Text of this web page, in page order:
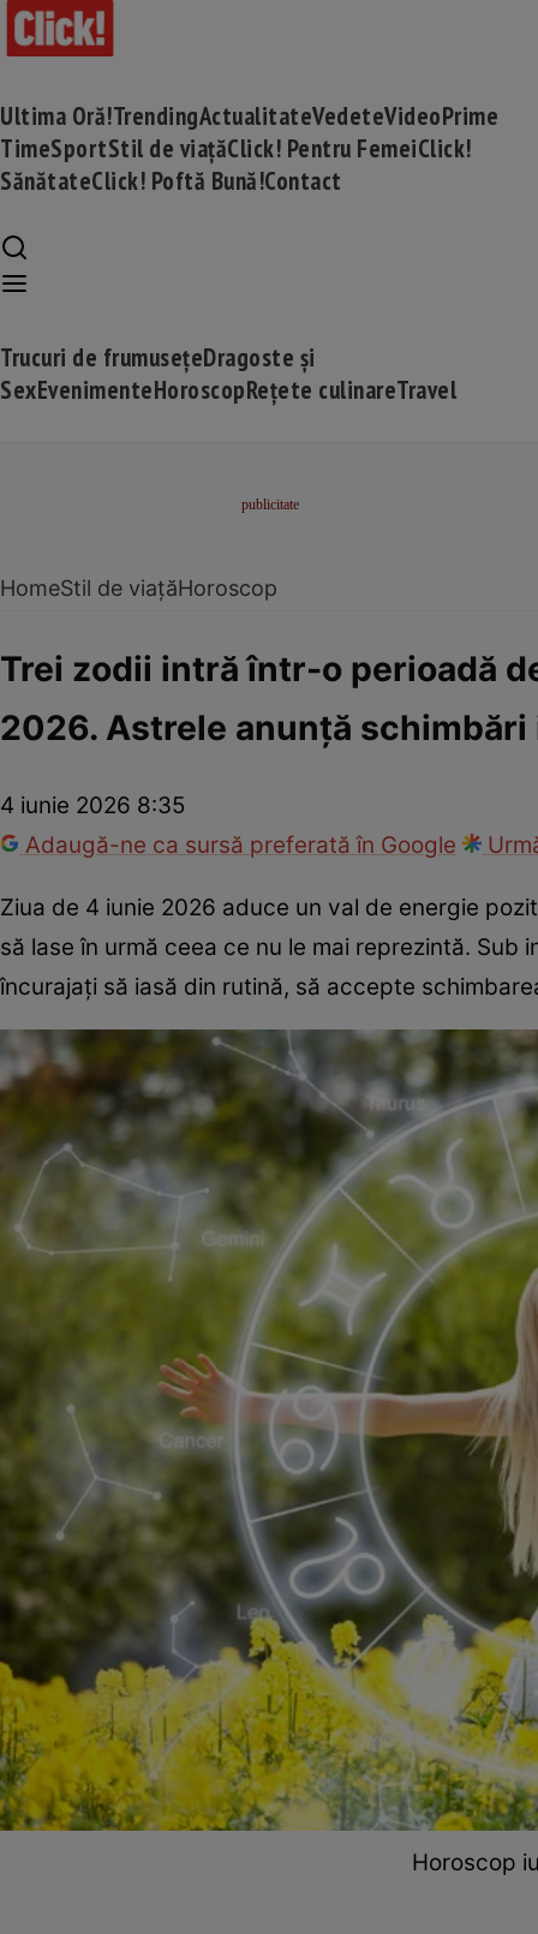
Ultima Oră!TrendingActualitateVedeteVideoPrime
TimeSportStil de viațăClick! Pentru FemeiClick!
SănătateClick! Poftă Bună!Contact
Trucuri de frumusețeDragoste și
SexEvenimenteHoroscopRețete culinareTravel
HomeStil de viațăHoroscop
Trei zodii intră într-o perioadă
2026. Astrele anunță
4 iunie 2026 8:35
Adaugă-ne ca sursă preferată în Google
Ziua de 4 iunie 2026 aduce un val de energie
să lase în urmă ceea ce nu le mai reprezintă. Sub
încurajați să iasă din rutină, să accepte
Horoscop